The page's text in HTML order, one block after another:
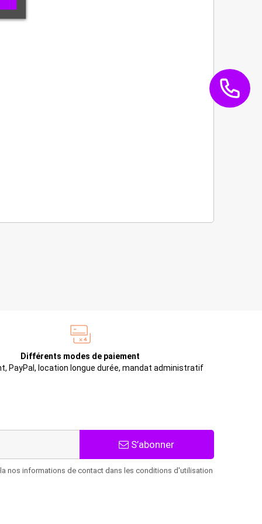
Différents modes de paiement
PayPal, location longue durée, mandat administratif
S’abonner
nos informations de contact dans les conditions d'utilisation